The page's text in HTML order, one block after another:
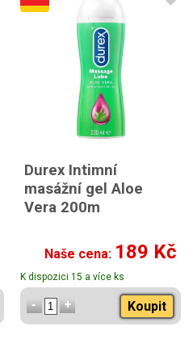
Durex Intimní
masážní gel Aloe
Vera 200m
Naše cena: 189 Kč
K dispozici 15 a více ks
Koupit